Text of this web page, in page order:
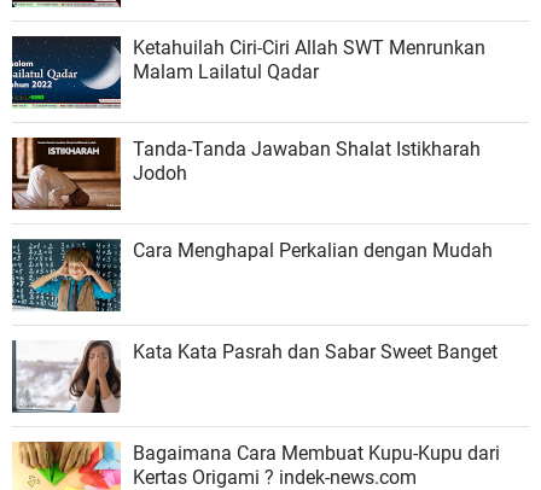
Ketahuilah Ciri-Ciri Allah SWT Menrunkan
Malam Lailatul Qadar
Tanda-Tanda Jawaban Shalat Istikharah
Jodoh
Cara Menghapal Perkalian dengan Mudah
Kata Kata Pasrah dan Sabar Sweet Banget
Bagaimana Cara Membuat Kupu-Kupu dari
Kertas Origami ? indek-news.com